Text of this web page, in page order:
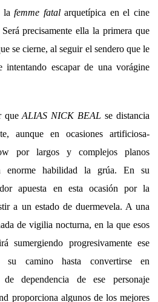
lafemme fatalarquetípica en el cine
precisamente ella la primera que
se cierne, al seguir el sendero que le
escapar de una vorágine
queALIAS NICK BEAL se distancia
aunque en ocasiones artificiosa-
por largos y complejos planos
enorme habilidad la grúa. En su
apuesta en esta ocasión por la
a un estado de duermevela. A una
de vigilia nocturna, en la que esos
sumergiendo progresivamente ese
su camino hasta convertirse en
dependencia de ese personaje
proporciona algunos de los mejores